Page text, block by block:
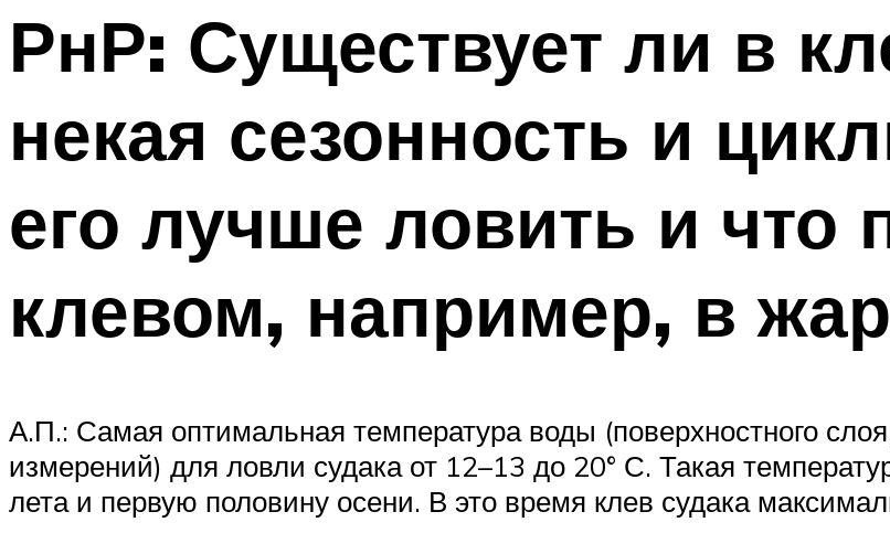
РнР: Существует ли в
некая сезонность и
его лучше ловить и что
клевом, например, в
А.П.: Самая оптимальная температура воды (поверхностного
измерений) для ловли судака от 12–13 до 20° С. Такая
лета и первую половину осени. В это время клев судака